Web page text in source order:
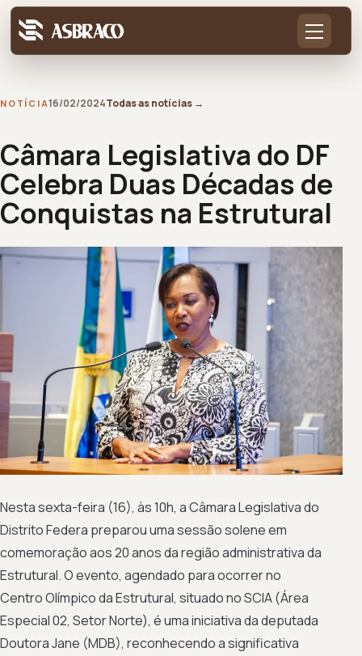
NOTÍCIA16/02/2024Todas as notícias →
Câmara Legislativa do DF
Celebra Duas Décadas de
Conquistas na Estrutural
Nesta sexta-feira (16), às 10h, a Câmara Legislativa do
Distrito Federa preparou uma sessão solene em
comemoração aos 20 anos da região administrativa da
Estrutural. O evento, agendado para ocorrer no
Centro Olímpico da Estrutural, situado no SCIA (Área
Especial 02, Setor Norte), é uma iniciativa da deputada
Doutora Jane (MDB), reconhecendo a significativa